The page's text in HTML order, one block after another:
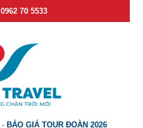
0962 70 5533
- BÁO GIÁ TOUR ĐOÀN 2026